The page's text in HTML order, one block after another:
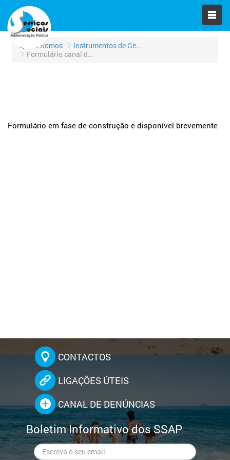
Quem Somos
Instrumentos de Gestão
Formulário canal de denúncia
Formulário em fase de construção e disponível brevemente
CONTACTOS
LIGAÇÕES ÚTEIS
CANAL DE DENÚNCIAS
Boletim Informativo dos SSAP